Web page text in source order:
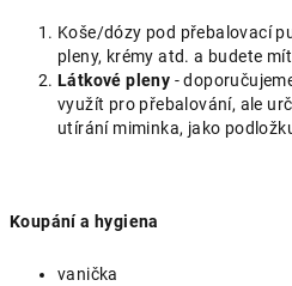
Koše/dózy pod přebalovací
pleny, krémy atd. a budete
Látkové pleny -
využít pro přebalování, ale
utírání miminka, jako
Koupání a hygiena
vanička